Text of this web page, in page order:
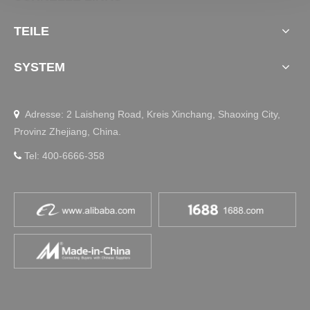
TEILE
SYSTEM
 Adresse: 2 Laisheng Road, Kreis Xinchang, Shaoxing City,
Provinz Zhejiang, China.
 Tel: 400-6666-358